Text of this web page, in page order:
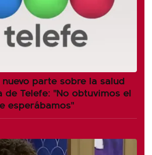
nuevo parte sobre la salud
de Telefe: "No obtuvimos el
esperábamos"